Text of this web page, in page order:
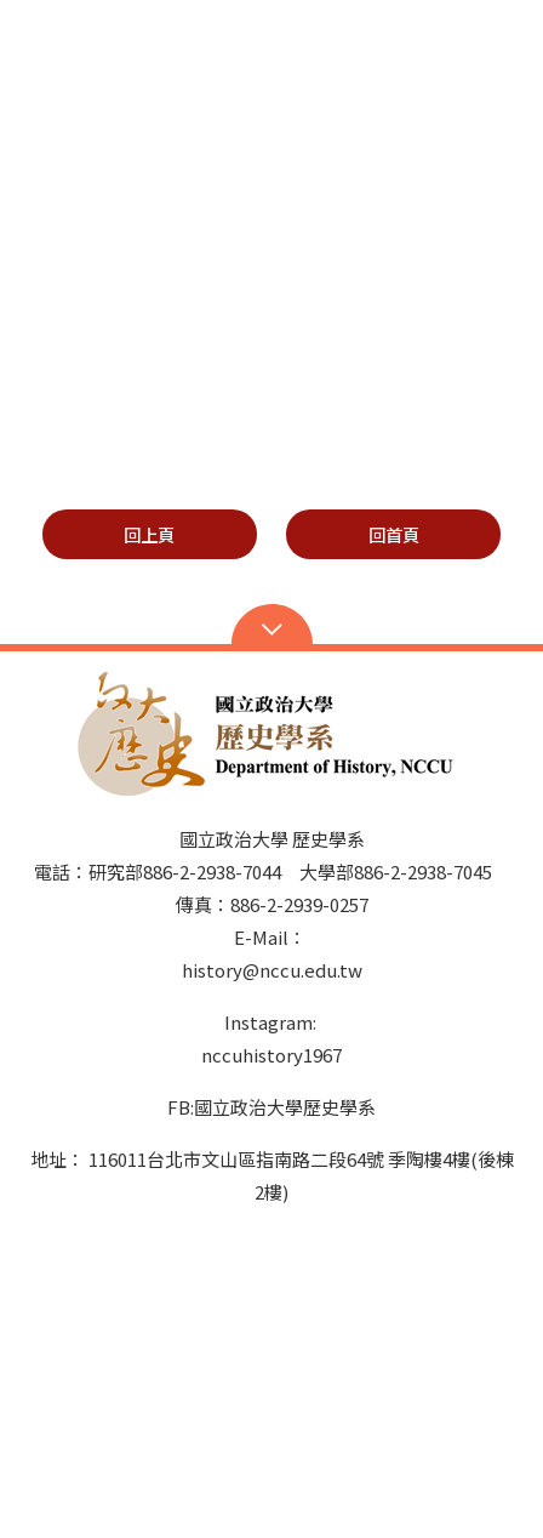
回上頁 回首頁
國立政治大學 歷史學系
電話：研究部886-2-2938-7044 大學部886-2-2938-7045
傳真：886-2-2939-0257
E-Mail：
history@nccu.edu.tw
Instagram:
nccuhistory1967
FB:國立政治大學歷史學系
地址： 116011台北市文山區指南路二段64號 季陶樓4樓(後棟
2樓)